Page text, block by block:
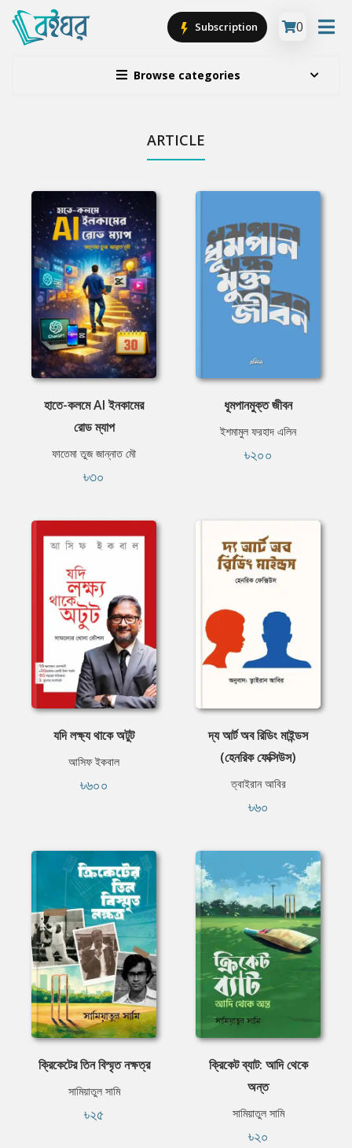
Browse categories
Subscription 0
ARTICLE
হাতে-কলমে AI ইনকামের
রোড ম্যাপ
ফাতেমা তুজ জান্নাত মৌ
৳৩০
ধূমপানমুক্ত জীবন
ইশমামুল ফরহাদ এলিন
৳২০০
যদি লক্ষ্য থাকে অটুট
আসিফ ইকবাল
৳৬০০
দ্য আর্ট অব রিডিং মাইন্ডস
(হেনরিক ফেক্সিউস)
ত্বাইরান আবির
৳৬০
ক্রিকেটের তিন বিস্মৃত নক্ষত্র
সামিয়াতুল সামি
৳২৫
ক্রিকেট ব্যাট: আদি থেকে
অন্ত
সামিয়াতুল সামি
৳২০